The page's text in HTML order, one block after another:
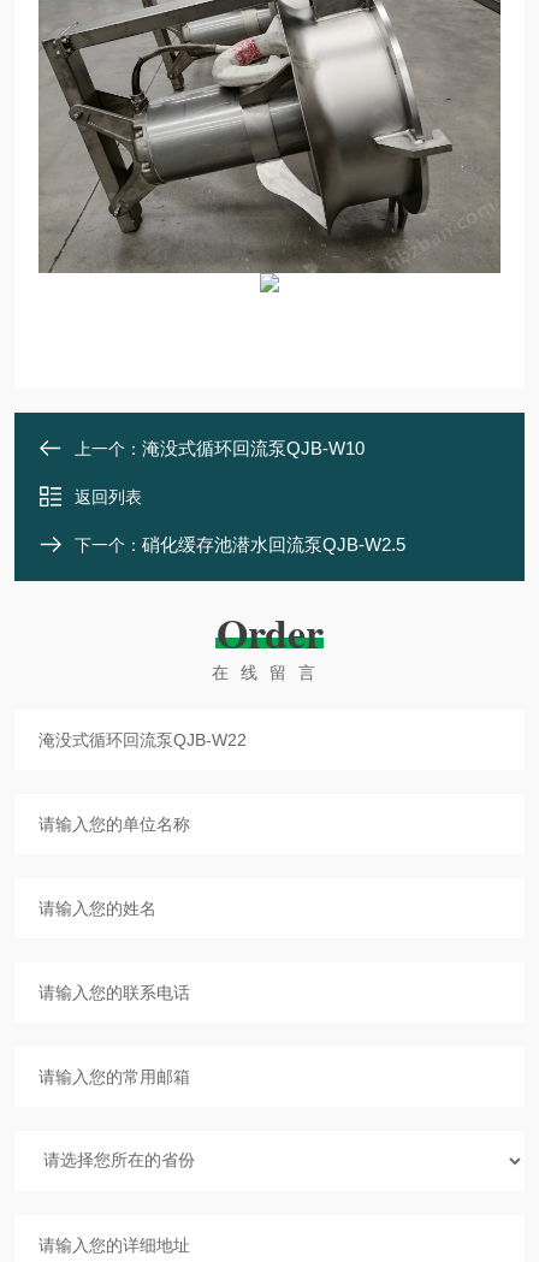
上一个： 淹没式循环回流泵QJB-W10
返回列表
下一个： 硝化缓存池潜水回流泵QJB-W2.5
Order
在线留言